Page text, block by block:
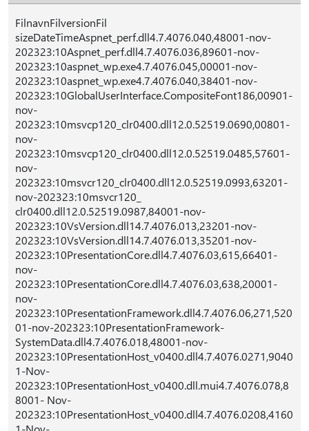
FilnavnFilversionFil
sizeDateTimeAspnet_perf.dll4.7.4076.040,48001-nov-
202323:10Aspnet_perf.dll4.7.4076.036,89601-nov-
202323:10aspnet_wp.exe4.7.4076.045,00001-nov-
202323:10aspnet_wp.exe4.7.4076.040,38401-nov-
202323:10GlobalUserInterface.CompositeFont186,00901-
nov-
202323:10msvcp120_clr0400.dll12.0.52519.0690,00801-
nov-
202323:10msvcp120_clr0400.dll12.0.52519.0485,57601-
nov-
202323:10msvcr120_clr0400.dll12.0.52519.0993,63201-
nov-202323:10msvcr120_
clr0400.dll12.0.52519.0987,84001-nov-
202323:10VsVersion.dll14.7.4076.013,23201-nov-
202323:10VsVersion.dll14.7.4076.013,35201-nov-
202323:10PresentationCore.dll4.7.4076.03,615,66401-
nov-
202323:10PresentationCore.dll4.7.4076.03,638,20001-
nov-
202323:10PresentationFramework.dll4.7.4076.06,271,520
01-nov-202323:10PresentationFramework-
SystemData.dll4.7.4076.018,48001-nov-
202323:10PresentationHost_v0400.dll4.7.4076.0271,9040
1-Nov-
202323:10PresentationHost_v0400.dll.mui4.7.4076.078,8
8001- Nov-
202323:10PresentationHost_v0400.dll4.7.4076.0208,4160